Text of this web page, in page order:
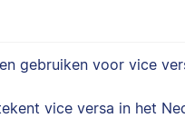
gebruiken voor vice
vice versa in het